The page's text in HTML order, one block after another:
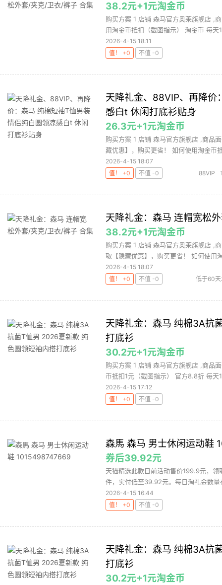
38.2元+1元淘金币
购买方案 1 店铺 森马官方奥莱旗舰店 ,
用淘金币抵扣（截图指示） 淘金币 每天
2026-4-15 18:11
值！ +0
不值 -0
天降礼金、88VIP、再降价
感白t 休闲打底衫贴身
26.3元+1元淘金币
购买方案 1 店铺 森马官方旗舰店 ,商品
藏优惠】，购买更省！ 如何使用淘金币
2026-4-15 18:07
值！ +0
不值 -0 88VIP
天降礼金：森马 连帽宽松
38.2元+1元淘金币
购买方案 1 店铺 森马官方奥莱旗舰店 ,
取【隐藏优惠】，购买更省！ 如何使用
2026-4-15 18:07
值！ +0
不值 -0 低于60
天降礼金：森马 纯棉3A抗
打底衫
30.2元+1元淘金币
购买方案 1 店铺 森马官方旗舰店 ,商品
币抵扣1元（截图指示） 官方8.8折 每天
2026-4-15 17:12
值！ +0
不值 -0
森馬 森马 男士休闲运动鞋
券后39.92元
天猫精选此款目前活动售价199.9元，
件，实付低至39.92元。每日淘礼金数
2026-4-15 16:44
值！ +0
不值 -0
天降礼金：森马 纯棉3A抗
打底衫
30.2元+1元淘金币